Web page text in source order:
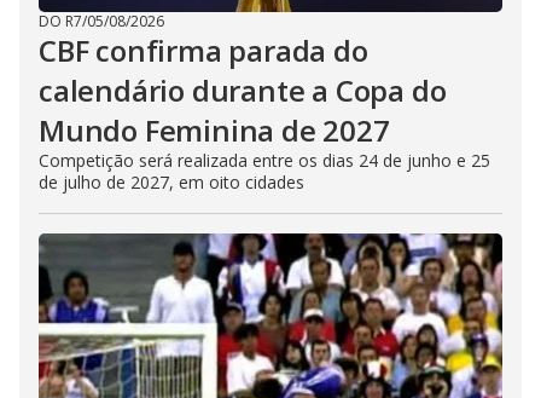
DO R7/05/08/2026
CBF confirma parada do
calendário durante a Copa do
Mundo Feminina de 2027
Competição será realizada entre os dias 24 de junho e 25
de julho de 2027, em oito cidades